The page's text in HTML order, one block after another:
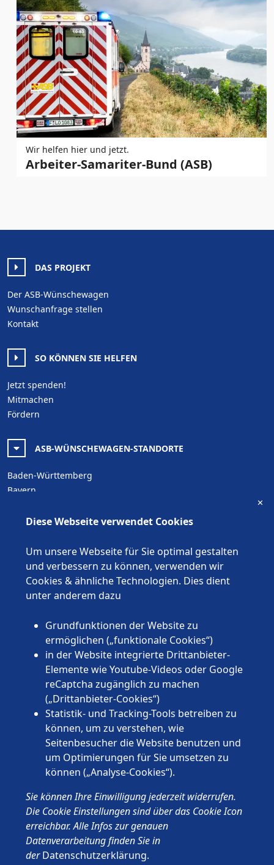
Wir helfen hier und jetzt.
Arbeiter-Samariter-Bund (ASB)
DAS PROJEKT
Der ASB-Wünschewagen
Wunschanfrage stellen
Kontakt
SO KÖNNEN SIE HELFEN
Jetzt spenden!
Mitmachen
Fördern
ASB-WÜNSCHEWAGEN-STANDORTE
Baden-Württemberg
Bayern
Brandenburg
Hamburg
Hessen
Mecklenburg-Vorpommern
Niedersachsen
Rheinland-Pfalz
Sachsen
Sachsen-Anhalt
Schleswig-Holstein
Thüringen
© 2026 Wünschewagen, ein ehrenamtliches Projekt des ASB
Deutschland e.V.
Impressum
Datenschutz
ASB.de
Diese Webseite verwendet Cookies
Um unsere Webseite für Sie optimal gestalten
und verbessern zu können, verwenden wir
Cookies & ähnliche Technologien. Dies dient
unter anderem dazu
Grundfunktionen der Website zu
ermöglichen („funktionale Cookies“)
in der Website integrierte Drittanbieter-
Elemente wie Youtube-Videos oder Google
reCaptcha zugänglich zu machen
(„Drittanbieter-Cookies“)
Statistik- und Tracking-Tools betreiben zu
können, um zu verstehen, wie
Seitenbesucher die Website benutzen und
um Optimierungen für Sie umsetzen zu
können („Analyse-Cookies“).
Sie können Ihre Einwilligung jederzeit widerrufen.
Die Cookie Einstellungen sind über das Cookie Icon
erreichbar. Alle Infos zur genauen
Datenverarbeitung finden Sie in
der Datenschutzerklärung.
✕